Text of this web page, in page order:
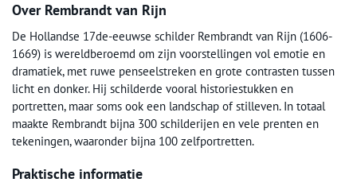
Over Rembrandt van Rijn
De Hollandse 17de-eeuwse schilder Rembrandt van Rijn (1606-
1669) is wereldberoemd om zijn voorstellingen vol emotie en
dramatiek, met ruwe penseelstreken en grote contrasten tussen
licht en donker. Hij schilderde vooral historiestukken en
portretten, maar soms ook een landschap of stilleven. In totaal
maakte Rembrandt bijna 300 schilderijen en vele prenten en
tekeningen, waaronder bijna 100 zelfportretten.
Praktische informatie